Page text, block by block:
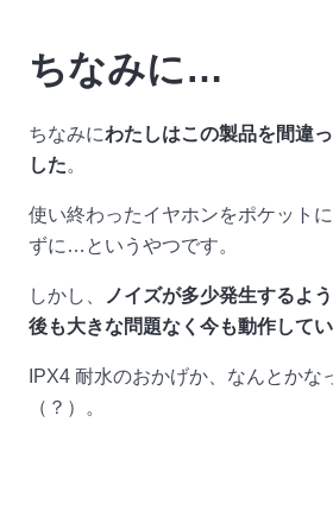
ちなみに…
ちなみにわたしはこの製品を間違
した。
使い終わったイヤホンをポケット
ずに…というやつです。
しかし、
ノイズが多少発生するよ
後も大きな問題なく今も動作して
IPX4 耐水のおかげか、なんとかな
（？）。